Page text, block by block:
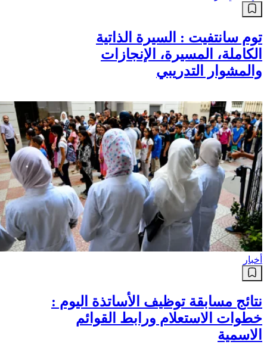
توم سانتفيت : السيرة الذاتية
الكاملة، المسيرة، الإنجازات
والمشوار التدريبي
أخبار
نتائج مسابقة توظيف الأساتذة اليوم :
خطوات الاستعلام ورابط القوائم
الاسمية